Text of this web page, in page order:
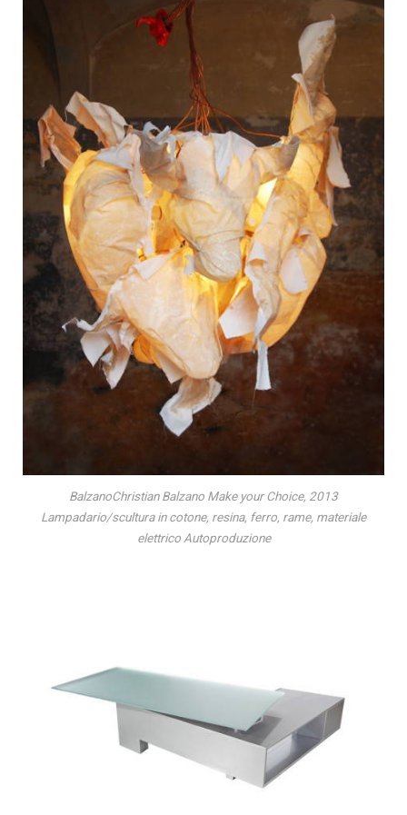
BalzanoChristian Balzano Make your Choice, 2013
Lampadario/scultura in cotone, resina, ferro, rame, materiale
elettrico Autoproduzione